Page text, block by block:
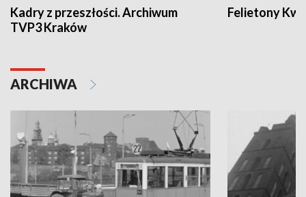
Kadry z przeszłości. Archiwum
TVP3 Kraków
Felietony
ARCHIWA